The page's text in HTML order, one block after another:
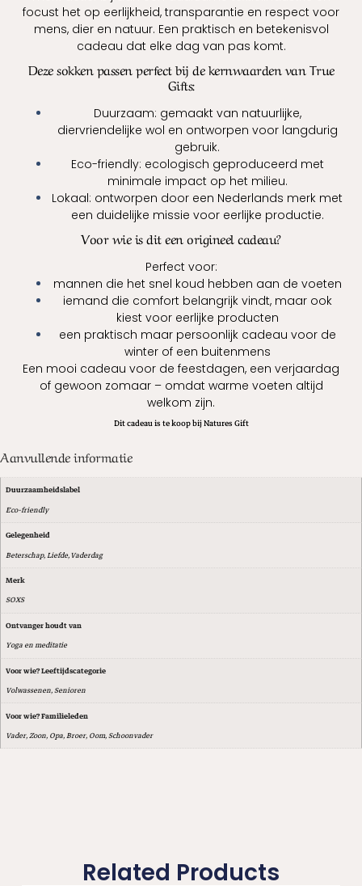
focust het op eerlijkheid, transparantie en respect voor
mens, dier en natuur. Een praktisch en betekenisvol
cadeau dat elke dag van pas komt.
Deze sokken passen perfect bij de kernwaarden van True
Gifts:
Duurzaam: gemaakt van natuurlijke,
diervriendelijke wol en ontworpen voor langdurig
gebruik.
Eco-friendly: ecologisch geproduceerd met
minimale impact op het milieu.
Lokaal: ontworpen door een Nederlands merk met
een duidelijke missie voor eerlijke productie.
Voor wie is dit een origineel cadeau?
Perfect voor:
mannen die het snel koud hebben aan de voeten
iemand die comfort belangrijk vindt, maar ook
kiest voor eerlijke producten
een praktisch maar persoonlijk cadeau voor de
winter of een buitenmens
Een mooi cadeau voor de feestdagen, een verjaardag
of gewoon zomaar – omdat warme voeten altijd
welkom zijn.
Dit cadeau is te koop bij Natures Gift
Aanvullende informatie
Duurzaamheidslabel
Eco-friendly
Gelegenheid
Beterschap, Liefde, Vaderdag
Merk
SOXS
Ontvanger houdt van
Yoga en meditatie
Voor wie? Leeftijdscategorie
Volwassenen, Senioren
Voor wie? Familieleden
Vader, Zoon, Opa, Broer, Oom, Schoonvader
Related Products